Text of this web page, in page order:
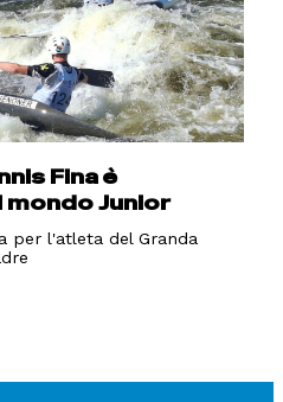
Fina è
Junior
per l'atleta del Granda